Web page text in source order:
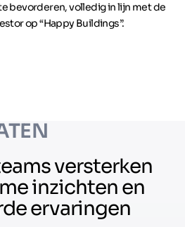
bevorderen, volledig in lijn met de
op “Happy Buildings”.
versterken
inzichten en
ervaringen